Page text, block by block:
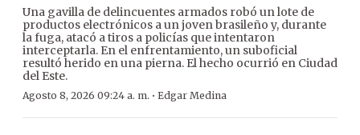
Una gavilla de delincuentes armados robó un lote de
productos electrónicos a un joven brasileño y, durante
la fuga, atacó a tiros a policías que intentaron
interceptarla. En el enfrentamiento, un suboficial
resultó herido en una pierna. El hecho ocurrió en Ciudad
del Este.
Agosto 8, 2026 09:24 a. m. · Edgar Medina